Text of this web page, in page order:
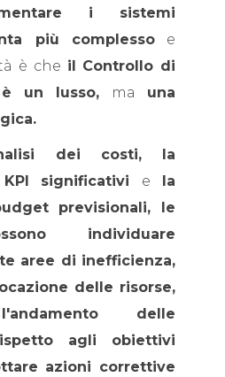
i sistemi
più complessoe
è che il Controllo di
un lusso, ma una
dei costi, la
significativi e
la
previsionali, le
individuare
aree di inefficienza,
delle risorse,
delle
agli obiettivi
azioni correttive